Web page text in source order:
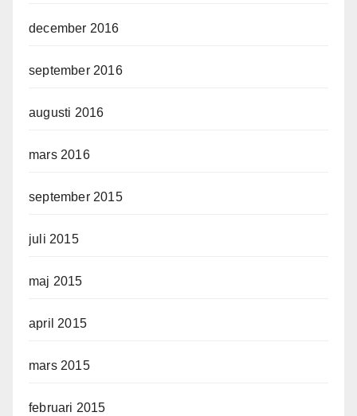
december 2016
september 2016
augusti 2016
mars 2016
september 2015
juli 2015
maj 2015
april 2015
mars 2015
februari 2015